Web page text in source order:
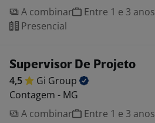
A combinar
Entre 1 e 3 anos
Presencial
Supervisor De Projeto
4,5 Gi Group
Contagem - MG
A combinar
Entre 1 e 3 anos